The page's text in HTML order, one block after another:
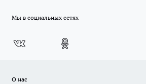
Мы в социальных сетях
О нас